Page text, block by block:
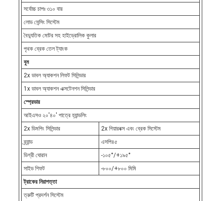
সর্বোচ্চ চাপঃ ৩১০ বার
লোড সেন্সিং সিস্টেম
বৈদ্যুতিক মোটর সহ হাইড্রোলিক কুলার
পৃথক ব্রেক তেল ট্যাংক
বুম
2x ডাবল অ্যাকশন লিফট সিলিন্ডার
1x ডাবল অ্যাকশন এক্সটেনশন সিলিন্ডার
স্প্রেডার
আইএসও ২০'৪০' পাত্রে হ্যান্ডলিং
2x ডিমপিং সিলিন্ডার
2x গিয়ারবক্স এবং ব্রেক সিস্টেম
ব্র্যান্ড
এসপি৪৫
ডিগ্রী ঘোরান
-১০৫°/+১৯৫°
সাইড শিফট
-৮০০/+৮০০ মিমি
ট্রাকের নিরাপত্তা
ত্রুটি প্রদর্শন সিস্টেম